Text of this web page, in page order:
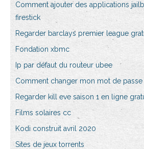
Comment ajouter des applications
firestick
Regarder barclays premier league
Fondation xbmc
Ip par défaut du routeur ubee
Comment changer mon mot de passe
Regarder kill eve saison 1 en ligne
Films solaires cc
Kodi construit avril 2020
Sites de jeux torrents